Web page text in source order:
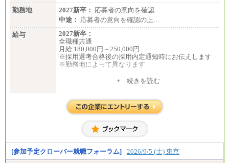
勤務地
2027新卒： 応募者の意向を確認…
中途： 応募者の意向を確認の上…
給与
2027新卒：
全職種共通
月給 180,000円～250,000円
※採用選考合格後の採用内定通知時にお伝えします
※勤務地によって異なります
月給 200,000円～250,000円
入社時の処遇は経験・能力を考慮の上、当社規程に
より決定します。
お伝えします。
+ 続きを読む
[参加予定クローバー就職フォーラム] 2026/9/5 (土) 東京